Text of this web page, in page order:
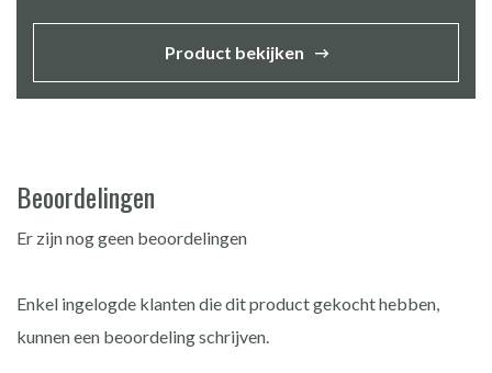
Product bekijken
Beoordelingen
Er zijn nog geen beoordelingen
Enkel ingelogde klanten die dit product gekocht hebben,
kunnen een beoordeling schrijven.